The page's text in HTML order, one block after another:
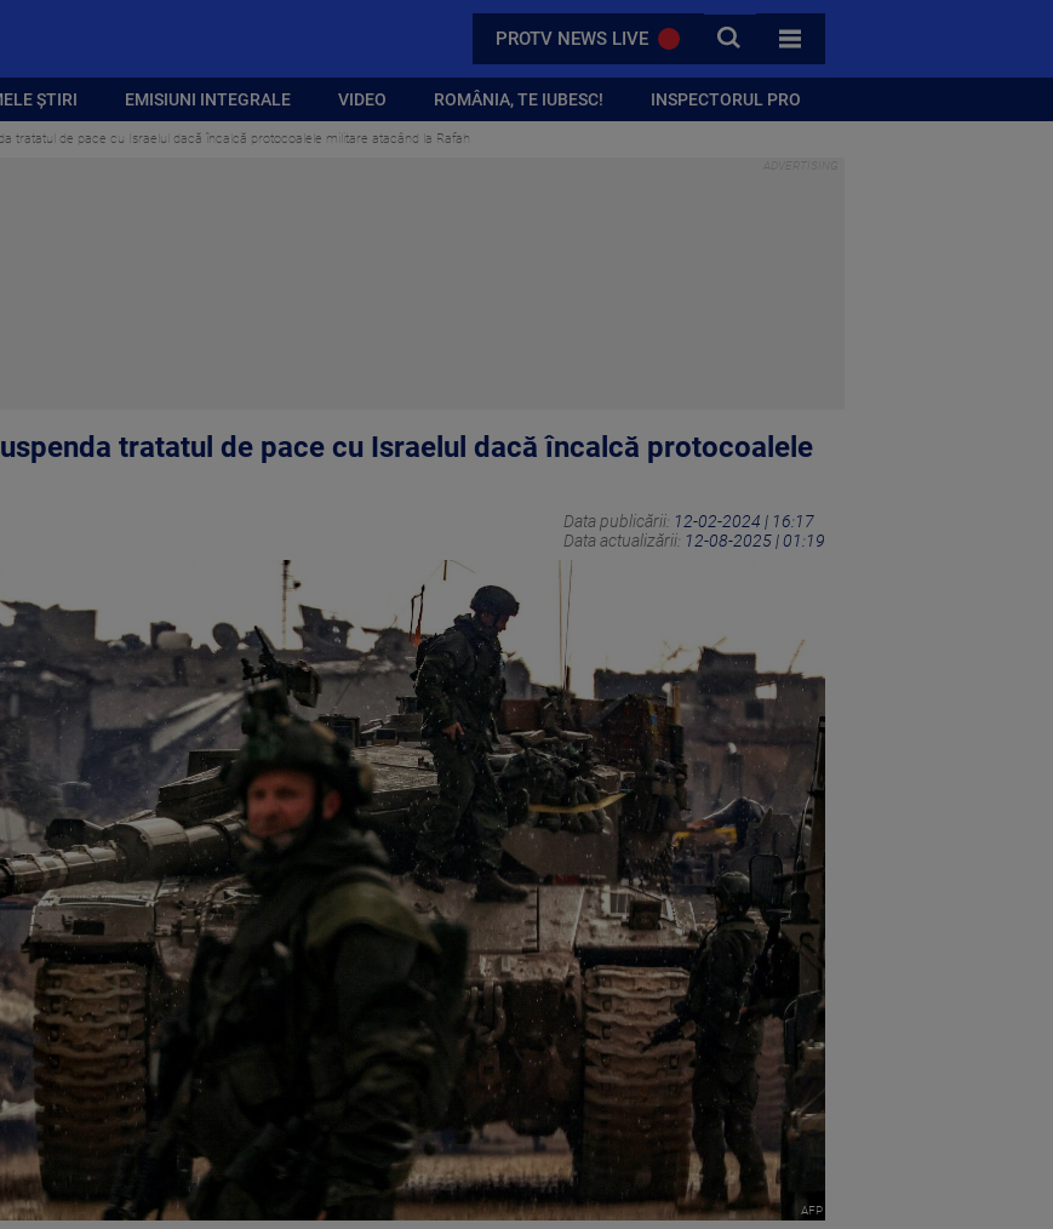
PROTV NEWS LIVE CAUTA
TOATE CATEGORIILE
ȘTIRI EMISIUNI INTEGRALE VIDEO ROMÂNIA, TE IUBESC! INSPECTORUL PRO
tratatul de pace cu Israelul dacă încalcă protocoalele militare atacând la Rafah
tratatul de pace cu Israelul dacă încalcă protocoalele
Data publicării: 12-02-2024 | 16:17
Data actualizării: 12-08-2025 | 01:19
AFP